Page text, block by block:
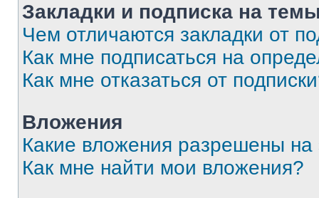
Закладки и подписка на
Чем отличаются закладки от
Как мне подписаться на
Как мне отказаться от
Вложения
Какие вложения разрешены
Как мне найти мои вложения?